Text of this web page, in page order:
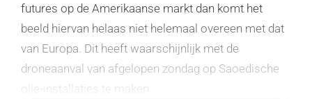
futures op de Amerikaanse markt dan komt het
beeld hiervan helaas niet helemaal overeen met dat
van Europa. Dit heeft waarschijnlijk met de
droneaanval van afgelopen zondag op Saoedische
olie-installaties te maken.